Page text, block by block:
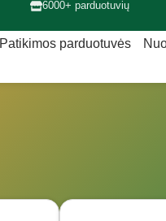
6000+ parduotuvių
Patikimos parduotuvės